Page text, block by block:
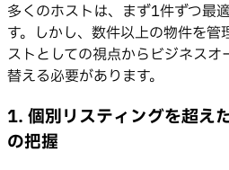
多くのホストは、まず1件ずつ最
す。しかし、数件以上の物件を
ストとしての視点からビジネスオ
替える必要があります。
1. 個別リスティングを超え
の把握